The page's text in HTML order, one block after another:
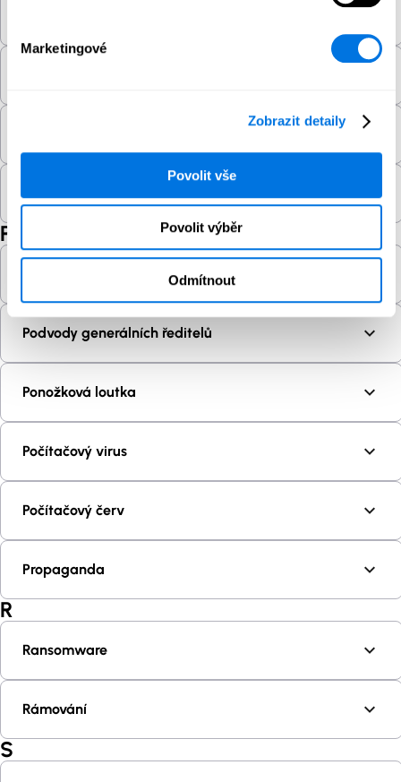
Marketingové
Zobrazit detaily
Povolit vše
Povolit výběr
Odmítnout
Ozvěnová komora
P
Podvody generálních ředitelů
Ponožková loutka
Počítačový virus
Počítačový červ
Propaganda
R
Ransomware
Rámování
S